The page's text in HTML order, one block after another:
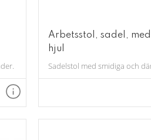
Reglerbar på höjden.
till i favoriter
Arbetsstol, sadel,
hjul
Sadelstol med smidiga och